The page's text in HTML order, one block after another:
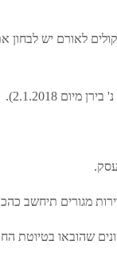
טיוטת חוזר מקצועי (04/